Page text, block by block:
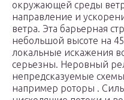
окружающей среды
направление и
ветра. Эта барьерная
небольшой высоте на
локальные искажения
серьезны. Неровный
непредсказуемые
например роторы .